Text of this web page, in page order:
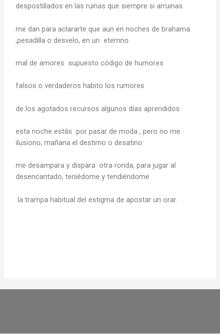
despostillados en las ruinas que siempre si arruinas
me dan para aclararte que aun en noches de brahama
,pesadilla o desvelo, en un eternno
mal de amores supuesto código de humores
falsos o verdaderos habito los rumores
de los agotados recursos algunos días aprendidos
esta noche estás por pasar de moda , pero no me
ilusiono, mañana el destimo o desatino
me desampara y dispara otra ronda, para jugar al
desencantado, teniédome y tendiéndome
la trampa habitual del estigma de apostar un orar.